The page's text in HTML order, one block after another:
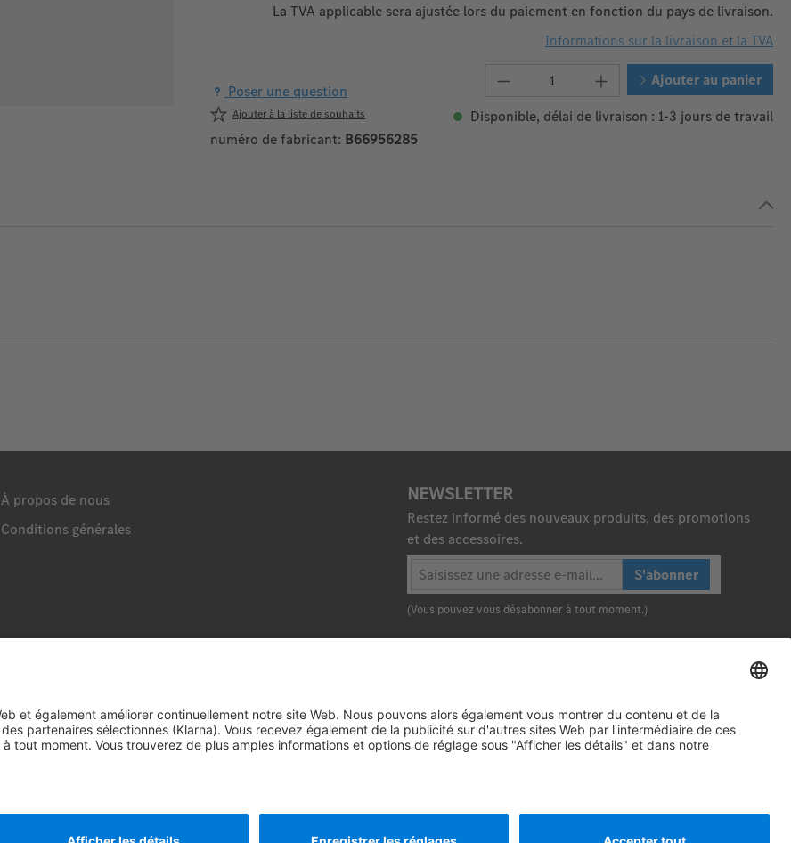
La TVA applicable sera ajustée lors du paiement en fonction du pays de livraison.
Informations sur la livraison et la TVA
Quantité de produit : Entrez la
Ajouter au panier
Poser une question
Ajouter à la liste de souhaits
Disponible, délai de livraison : 1-3 jours de travail
numéro de fabricant: B66956285
À propos de nous
Conditions générales
NEWSLETTER
Restez informé des nouveaux produits, des promotions
et des accessoires.
S'abonner
(Vous pouvez vous désabonner à tout moment.)
Haut de page